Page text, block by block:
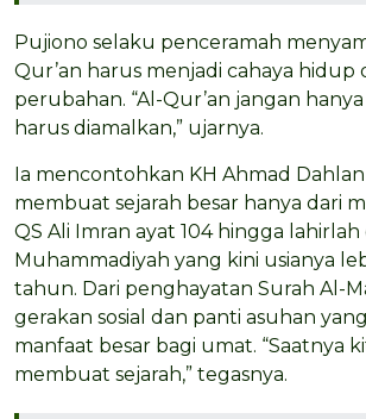
Pujiono selaku penceramah
Qur’an harus menjadi cahaya hidup
perubahan. “Al-Qur’an jangan
harus diamalkan,” ujarnya.
Ia mencontohkan KH Ahmad
membuat sejarah besar hanya dari
QS Ali Imran ayat 104 hingga lahirlah
Muhammadiyah yang kini usianya
tahun. Dari penghayatan Surah Al-
gerakan sosial dan panti asuhan
manfaat besar bagi umat. “Saatnya
membuat sejarah,” tegasnya.